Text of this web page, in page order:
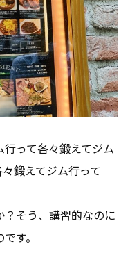
って各々鍛えてジム
鍛えてジム行って
？そう、講習的なのに
す。